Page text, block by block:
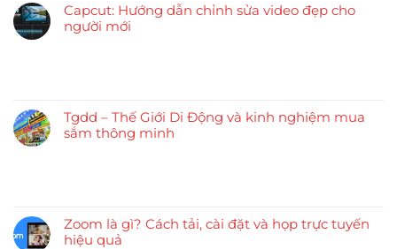
Capcut: Hướng dẫn chỉnh sửa video đẹp cho
người mới
Tgdd – Thế Giới Di Động và kinh nghiệm mua
sắm thông minh
Zoom là gì? Cách tải, cài đặt và họp trực tuyến
hiệu quả